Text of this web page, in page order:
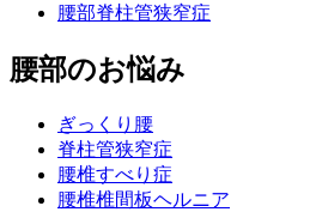
腰部脊柱管狭窄症
腰部のお悩み
ぎっくり腰
脊柱管狭窄症
腰椎すべり症
腰椎椎間板ヘルニア